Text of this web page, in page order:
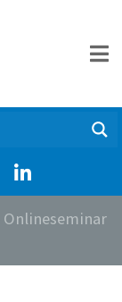
Onlineseminar